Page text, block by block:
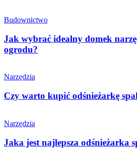
Budownictwo
Jak wybrać idealny domek
ogrodu?
Narzędzia
Czy warto kupić odśnieżarkę
Narzędzia
Jaka jest najlepsza odśnieżarka